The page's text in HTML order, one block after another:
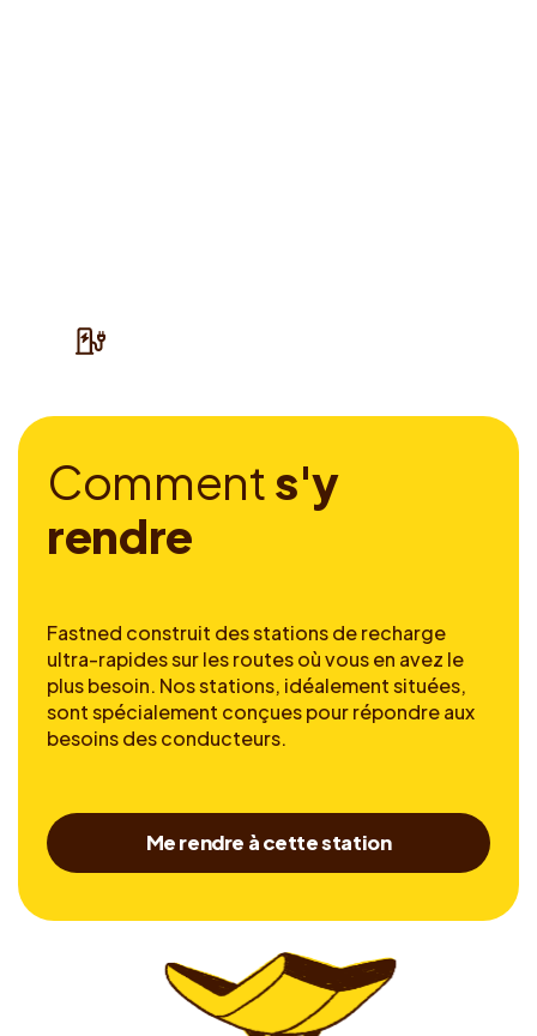
Comment s'y
rendre
Fastned construit des stations de recharge
ultra-rapides sur les routes où vous en avez le
plus besoin. Nos stations, idéalement situées,
sont spécialement conçues pour répondre aux
besoins des conducteurs.
Me rendre à cette station